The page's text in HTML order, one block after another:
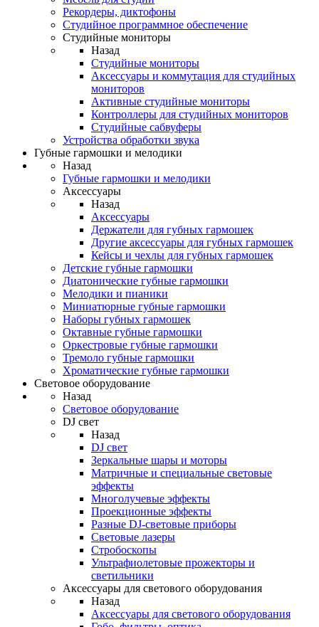
Рекордеры, диктофоны
Студийное программное обеспечение
Студийные мониторы
Назад
Студийные мониторы
Аксессуары и коммутация для студийных
мониторов
Активные студийные мониторы
Контроллеры для студийных мониторов
Студийные сабвуферы
Устройства обработки звука
Губные гармошки и мелодики
Назад
Губные гармошки и мелодики
Аксессуары
Назад
Аксессуары
Держатели для губных гармошек
Другие аксессуары для губных гармошек
Кейсы и чехлы для губных гармошек
Детские губные гармошки
Диатонические губные гармошки
Мелодики и пианики
Миниатюрные губные гармошки
Наборы губных гармошек
Октавные губные гармошки
Оркестровые губные гармошки
Тремоло губные гармошки
Хроматические губные гармошки
Световое оборудование
Назад
Световое оборудование
DJ свет
Назад
DJ свет
Зеркальные шары и моторы
Матричные и специальные световые
эффекты
Многолучевые эффекты
Проекционные эффекты
Разные DJ-световые приборы
Световые лазеры
Стробоскопы
Ультрафиолетовые прожекторы и
светильники
Аксессуары для светового оборудования
Назад
Аксессуары для светового оборудования